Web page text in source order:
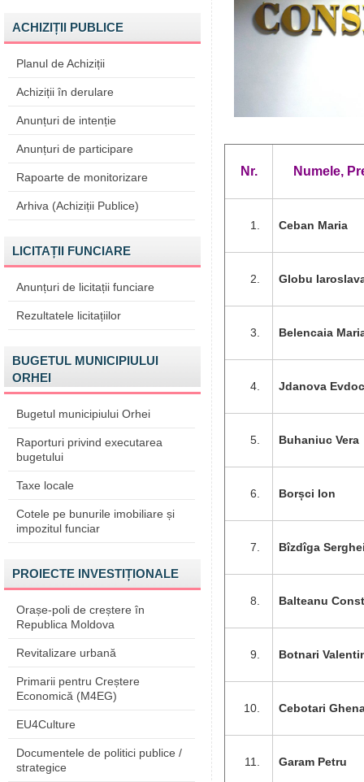
ACHIZIȚII PUBLICE
Planul de Achiziții
Achiziții în derulare
Anunțuri de intenție
Anunțuri de participare
Rapoarte de monitorizare
Arhiva (Achiziții Publice)
LICITAȚII FUNCIARE
Anunțuri de licitații funciare
Rezultatele licitațiilor
BUGETUL MUNICIPIULUI
ORHEI
Bugetul municipiului Orhei
Raporturi privind executarea
bugetului
Taxe locale
Cotele pe bunurile imobiliare și
impozitul funciar
PROIECTE INVESTIȚIONALE
Orașe-poli de creștere în
Republica Moldova
Revitalizare urbană
Primarii pentru Creștere
Economică (M4EG)
EU4Culture
Documentele de politici publice /
strategice
Nr. Numele,
Ceban Maria
Globu
Belencaia
Jdanova
Buhaniuc Vera
Borșci Ion
Bîzdîga
Balteanu
Botnari
Cebotari
Garam Petru